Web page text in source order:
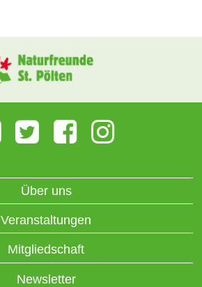
Über uns
Veranstaltungen
Mitgliedschaft
Newsletter